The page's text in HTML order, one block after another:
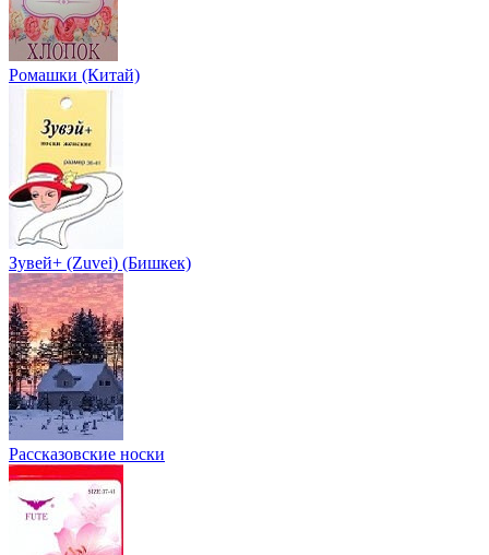
Ромашки (Китай)
Зувей+ (Zuvei) (Бишкек)
Рассказовские носки